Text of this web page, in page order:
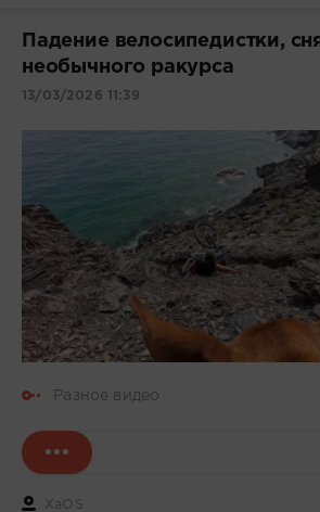
Падение велосипедистки,
необычного ракурса
13/03/2026 11:39
Разное видео
XaOS